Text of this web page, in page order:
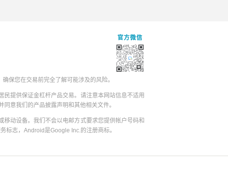
官方微信
保您在交易前完全了解可能涉及的风险。
提供保证金杠杆产品交易。请注意本网站信息不适用
意我们的产品披露声明和其他相关文件。
动设备。我们不会以电邮方式要求您提供帐户号码和
标志，Android是Google Inc.的注册商标。